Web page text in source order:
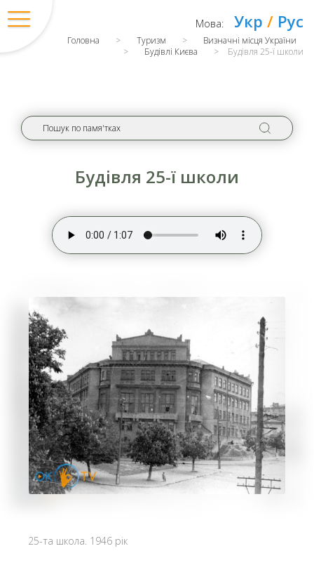
Регістрація
Укр / Рус
Мова:
Головна > Туризм >
Визначні місця України
>
Будівлі Києва > Будівля 25-ї школи
Будівля 25-ї школи
25-та школа. 1946 рік